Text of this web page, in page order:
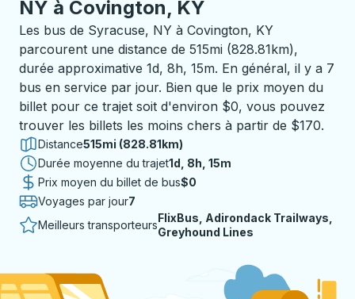
NY à Covington, KY
Les bus de Syracuse, NY à Covington, KY
parcourent une distance de 515mi (828.81km),
durée approximative 1d, 8h, 15m. En général, il y a 7
bus en service par jour. Bien que le prix moyen du
billet pour ce trajet soit d'environ $0, vous pouvez
trouver les billets les moins chers à partir de $170.
Distance515mi (828.81km)
Durée moyenne du trajet1 jour 8 heures 15 minutes
1d, 8h, 15m
Prix moyen du billet de bus$0
Voyages par jour7
Meilleurs transporteurs
FlixBus, Adirondack Trailways,
Greyhound Lines